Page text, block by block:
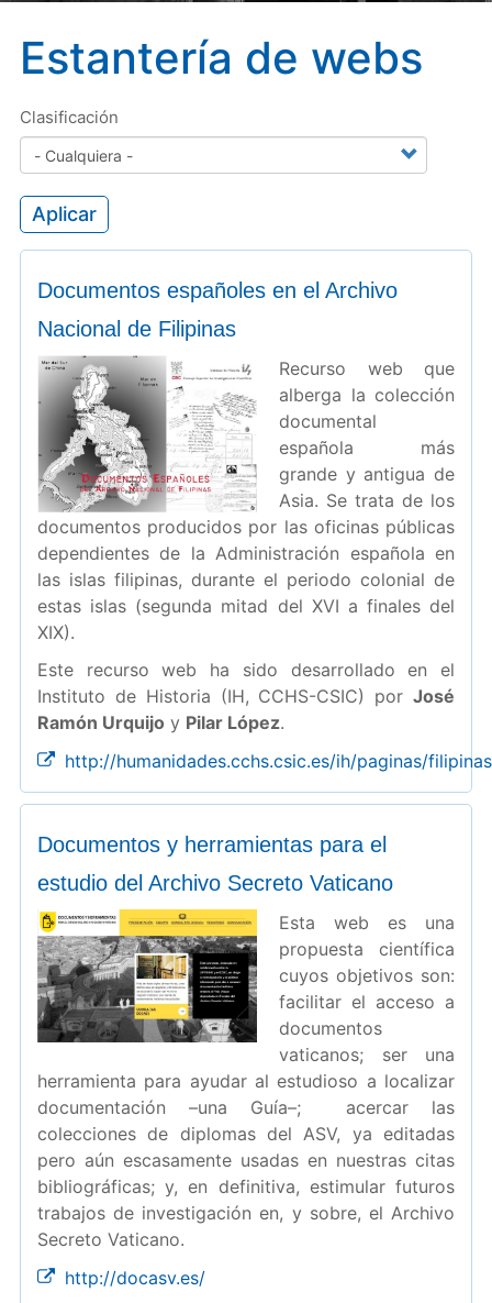
Estantería de webs
Clasificación
Aplicar
Documentos españoles en el Archivo
Nacional de Filipinas
Recurso web que
alberga la colección
documental
española más
grande y antigua de
Asia. Se trata de los
documentos producidos por las oficinas públicas
dependientes de la Administración española en
las islas filipinas, durante el periodo colonial de
estas islas (segunda mitad del XVI a finales del
XIX).
Este recurso web ha sido desarrollado en el
Instituto de Historia (IH, CCHS-CSIC) porJosé
Ramón Urquijo y Pilar López.
http://humanidades.cchs.csic.es/ih/paginas/
Documentos y herramientas para el
estudio del Archivo Secreto Vaticano
Esta web es una
propuesta científica
cuyos objetivos son:
facilitar el acceso a
documentos
vaticanos; ser una
herramienta para ayudar al estudioso a localizar
documentación –una Guía–; acercar las
colecciones de diplomas del ASV, ya editadas
pero aún escasamente usadas en nuestras citas
bibliográficas; y, en definitiva, estimular futuros
trabajos de investigación en, y sobre, el Archivo
Secreto Vaticano.
http://docasv.es/